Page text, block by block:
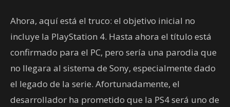
Ahora, aquí está el truco: el objetivo inicial no
incluye la PlayStation 4. Hasta ahora el título está
confirmado para el PC, pero sería una parodia que
no llegara al sistema de Sony, especialmente dado
el legado de la serie. Afortunadamente, el
desarrollador ha prometido que la PS4 será uno de